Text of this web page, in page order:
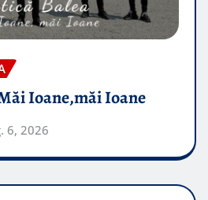
Ioane,măi Ioane
6, 2026